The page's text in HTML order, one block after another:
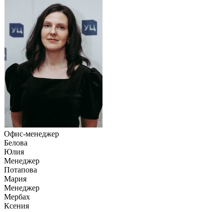
Офис-менеджер
Белова
Юлия
Менеджер
Потапова
Мария
Менеджер
Мербах
Ксения